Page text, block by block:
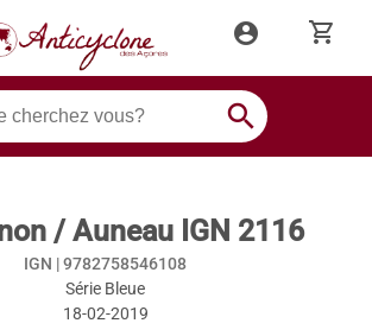
account_circle shopping_cart
search
/ Auneau IGN 2116
IGN |9782758546108
Série Bleue
18-02-2019